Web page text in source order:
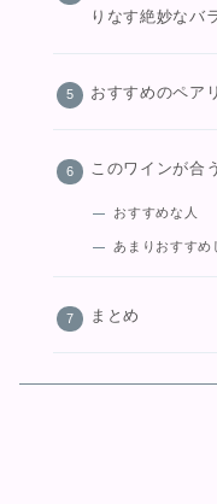
りなす絶妙なバ
おすすめのペア
このワインが合
おすすめな人
あまりおすすめ
まとめ